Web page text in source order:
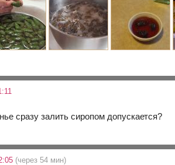
сразу залить сиропом допускается?
(через 54 мин)